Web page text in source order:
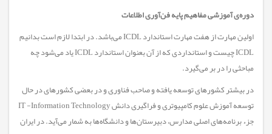
دوره‌ی آموزشی مفاهیم پایه فن‌آوری اطلاعات
اولین مهارت از هفت مهارت استاندارد ICDL می‌باشد. در ابتدا لازم است بدانیم
ICDL چیست و استانداردی که از آن بعنوان استاندارد ICDL یاد می‌شود چه
مباحثی را در بر می‌گیرد.
در بیشتر کشور‌های توسعه یافته و صاحب فناوری و در بعضی کشور‌های در حال
توسعه آموزش علوم کامپیوتری و فراگیری دانش IT -Information Technology
جزء برنامه‌های اصلی مدارس، دبیرستان‌ها و دانشگاه‌ها به شمار می‌آید. در ایران